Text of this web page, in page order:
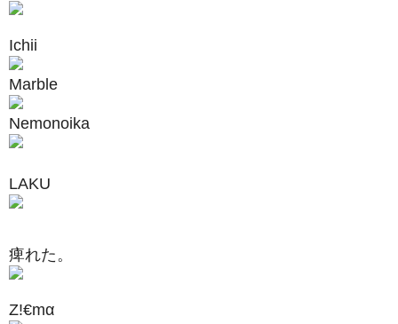
Ichii
Marble
Nemonoika
LAKU
痺れた。
Z!€mα